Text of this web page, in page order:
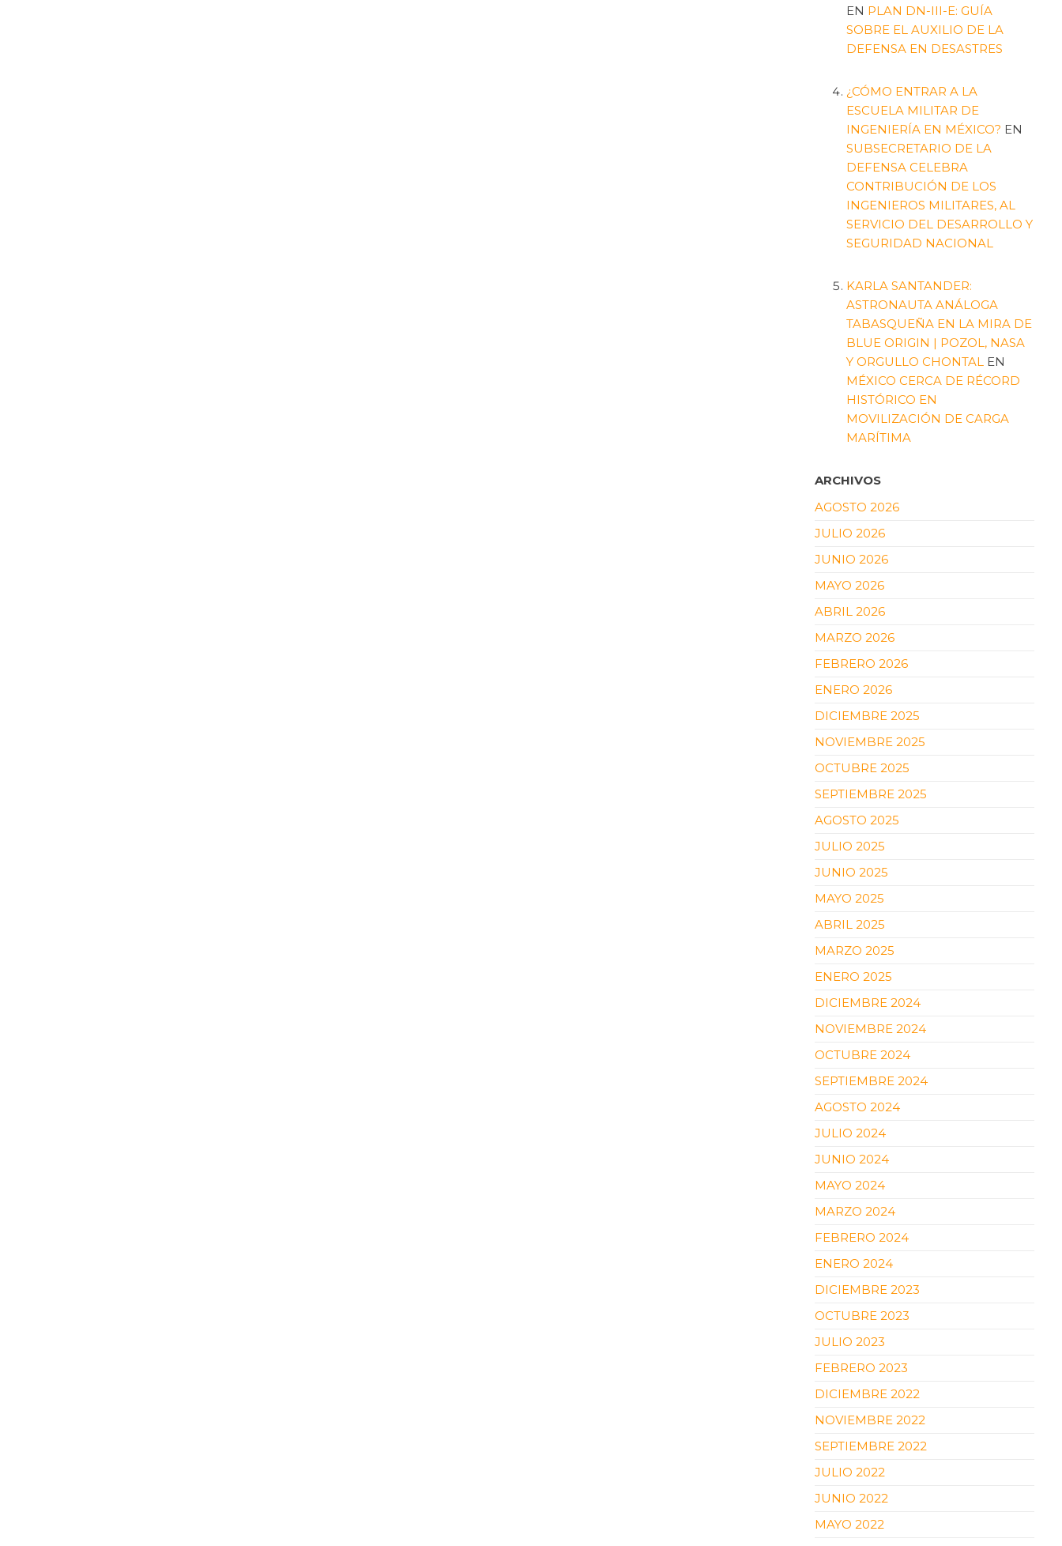
EN PLAN DN-III-E: GUÍA
SOBRE EL AUXILIO DE LA
DEFENSA EN DESASTRES
¿CÓMO ENTRAR A LA
ESCUELA MILITAR DE
INGENIERÍA EN MÉXICO? EN
SUBSECRETARIO DE LA
DEFENSA CELEBRA
CONTRIBUCIÓN DE LOS
INGENIEROS MILITARES, AL
SERVICIO DEL DESARROLLO Y
SEGURIDAD NACIONAL
KARLA SANTANDER:
ASTRONAUTA ANÁLOGA
TABASQUEÑA EN LA MIRA DE
BLUE ORIGIN | POZOL, NASA
Y ORGULLO CHONTAL EN
MÉXICO CERCA DE RÉCORD
HISTÓRICO EN
MOVILIZACIÓN DE CARGA
MARÍTIMA
ARCHIVOS
AGOSTO 2026
JULIO 2026
JUNIO 2026
MAYO 2026
ABRIL 2026
MARZO 2026
FEBRERO 2026
ENERO 2026
DICIEMBRE 2025
NOVIEMBRE 2025
OCTUBRE 2025
SEPTIEMBRE 2025
AGOSTO 2025
JULIO 2025
JUNIO 2025
MAYO 2025
ABRIL 2025
MARZO 2025
ENERO 2025
DICIEMBRE 2024
NOVIEMBRE 2024
OCTUBRE 2024
SEPTIEMBRE 2024
AGOSTO 2024
JULIO 2024
JUNIO 2024
MAYO 2024
MARZO 2024
FEBRERO 2024
ENERO 2024
DICIEMBRE 2023
OCTUBRE 2023
JULIO 2023
FEBRERO 2023
DICIEMBRE 2022
NOVIEMBRE 2022
SEPTIEMBRE 2022
JULIO 2022
JUNIO 2022
MAYO 2022